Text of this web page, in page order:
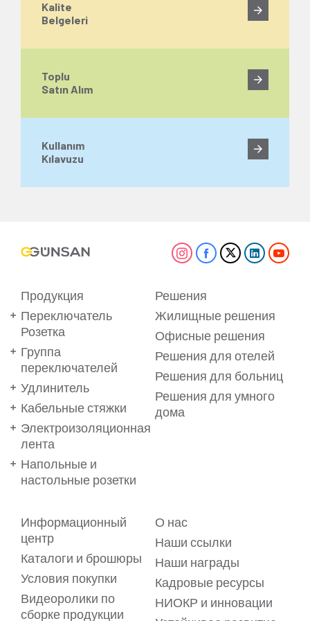
Kalite
Belgeleri
Toplu
Satın Alım
Kullanım
Kılavuzu
Продукция
Переключатель
Розетка
Группа
переключателей
Удлинитель
Кабельные стяжки
Электроизоляционная
лента
Напольные и
настольные розетки
Решения
Жилищные решения
Офисные решения
Решения для отелей
Решения для больниц
Решения для умного
дома
Информационный
центр
Каталоги и брошюры
Условия покупки
Видеоролики по
сборке продукции
О нас
Наши ссылки
Наши награды
Кадровые ресурсы
НИОКР и инновации
для нас!
Мы используем файлы cookie на нашем веб-сайте, чтобы
обеспечить вам максимальное удобство. Файлы cookie
позволяют предлагать вам услуги в виде
персонализированного контента, адаптированного к
вашим предпочтениям. Для получения подробной
информации ознакомьтесь с нашим
Пояснительным текстом о файлах cookie.